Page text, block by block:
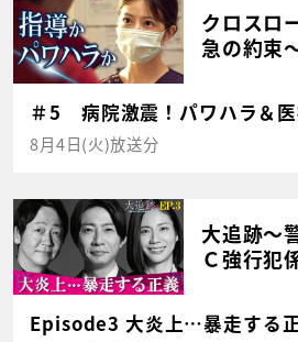
クロスロ
急の約束
＃5 病院激震！パワハラ＆
8月4日(火)放送分
大追跡～
Ｃ強行犯
Episode3 大炎上…暴走する